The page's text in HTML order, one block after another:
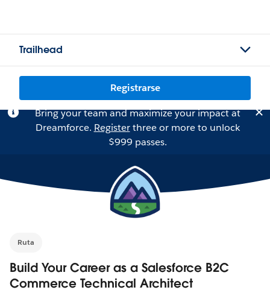
Trailhead
Registrarse
Bring your team and maximize your impact at
Dreamforce. Registerthree or more to unlock
$999 passes.
Ruta
Build Your Career as a Salesforce B2C
Commerce Technical Architect